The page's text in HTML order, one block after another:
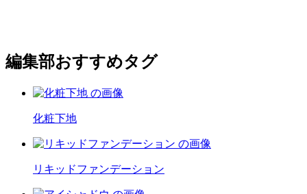
編集部おすすめタグ
化粧下地
リキッドファンデーション